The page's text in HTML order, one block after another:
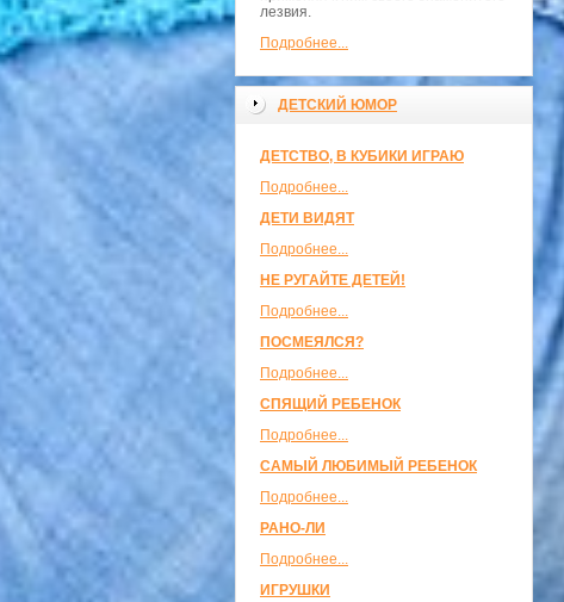
лезвия.
Подробнее...
ДЕТСКИЙ ЮМОР
ДЕТСТВО, В КУБИКИ ИГРАЮ
Подробнее...
ДЕТИ ВИДЯТ
Подробнее...
НЕ РУГАЙТЕ ДЕТЕЙ!
Подробнее...
ПОСМЕЯЛСЯ?
Подробнее...
СПЯЩИЙ РЕБЕНОК
Подробнее...
САМЫЙ ЛЮБИМЫЙ РЕБЕНОК
Подробнее...
РАНО-ЛИ
Подробнее...
ИГРУШКИ